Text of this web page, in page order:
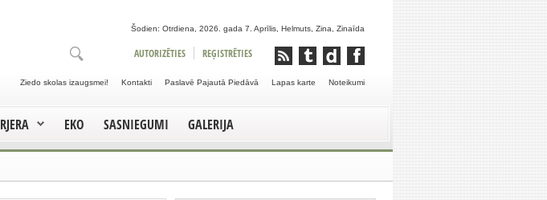
Šodien: Otrdiena, 2026. gada 7. Aprīlis, Helmuts, Zina, Zinaīda
REĢISTRĒTIES
AUTORIZĒTIES
Noteikumi
Lapas karte
Paslavē Pajautā Piedāvā
Kontakti
Ziedo skolas izaugsmei!
EKO SASNIEGUMI GALERIJA